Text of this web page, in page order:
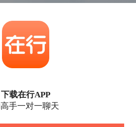
下载在行APP
手一对一聊天